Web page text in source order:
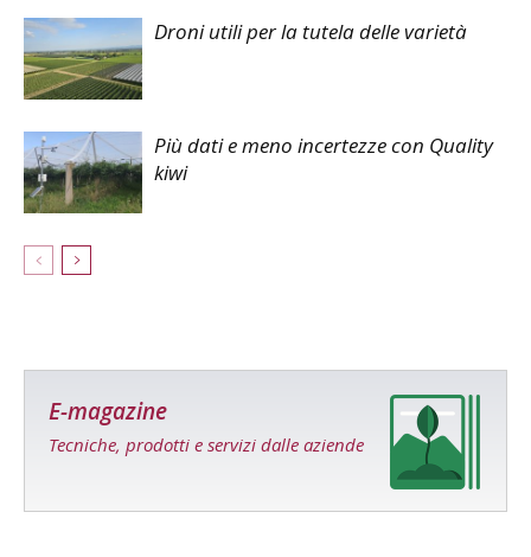
Droni utili per la tutela delle varietà
Più dati e meno incertezze con Quality
kiwi
E-magazine
Tecniche, prodotti e servizi dalle aziende